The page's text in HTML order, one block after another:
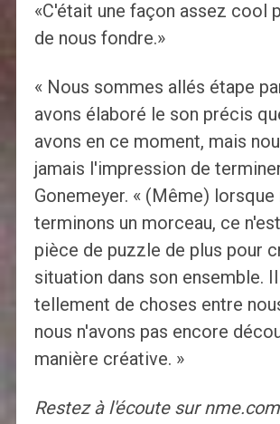
«C'était une façon assez cool
de nous fondre.»
« Nous sommes allés étape
avons élaboré le son précis
avons en ce moment, mais
jamais l'impression de
Gonemeyer. « (Même) lorsque
terminons un morceau, ce
pièce de puzzle de plus pour
situation dans son ensemble.
tellement de choses entre
nous n'avons pas encore
manière créative. »
Restez à l'écoute sur